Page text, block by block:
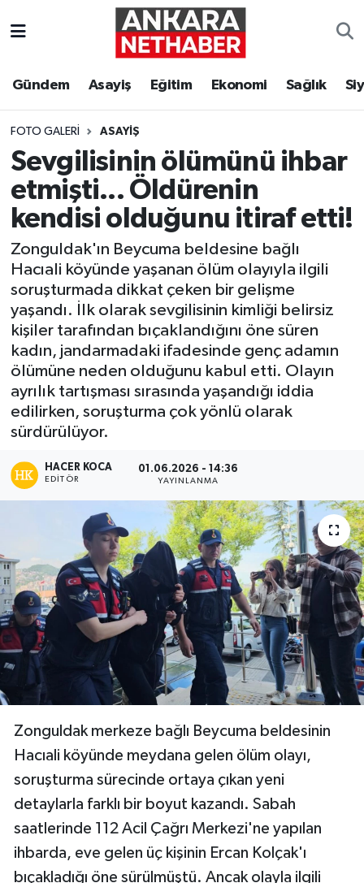
Gündem Asayiş Eğitim Ekonomi Sağlık
FOTO GALERI ASAYIŞ
Sevgilisinin ölümünü ihbar
etmişti... Öldürenin
kendisi olduğunu itiraf etti!
Zonguldak'ın Beycuma beldesine bağlı
Hacıali köyünde yaşanan ölüm olayıyla ilgili
soruşturmada dikkat çeken bir gelişme
yaşandı. İlk olarak sevgilisinin kimliği belirsiz
kişiler tarafından bıçaklandığını öne süren
kadın, jandarmadaki ifadesinde genç adamın
ölümüne neden olduğunu kabul etti. Olayın
ayrılık tartışması sırasında yaşandığı iddia
edilirken, soruşturma çok yönlü olarak
sürdürülüyor.
HACER KOCA
EDITÖR
01.06.2026 - 14:36
YAYINLANMA
Zonguldak merkeze bağlı Beycuma beldesinin
Hacıali köyünde meydana gelen ölüm olayı,
soruşturma sürecinde ortaya çıkan yeni
detaylarla farklı bir boyut kazandı. Sabah
saatlerinde 112 Acil Çağrı Merkezi'ne yapılan
ihbarda, eve gelen üç kişinin Ercan Kolçak'ı
bıçakladığı öne sürülmüştü. Ancak olayla ilgili
Ekonomi
Gündem
Kim Kimdir Nereli
Resmi İlanlar
Sağlık
Siyaset
Spor
Teknoloji
Yaşam
Ankara Hava Durumu
Tüm Manşetler
Son Dakika Haberleri
Haber Arşivi